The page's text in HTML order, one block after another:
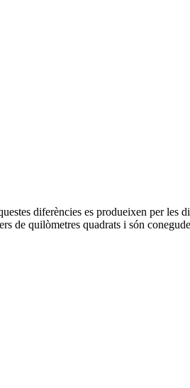
diferències es produeixen per les
de quilòmetres quadrats i són